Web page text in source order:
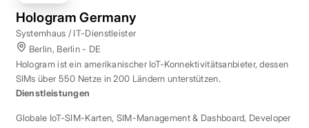
Hologram Germany
Systemhaus / IT-Dienstleister
Berlin, Berlin - DE
Hologram ist ein amerikanischer IoT-Konnektivitätsanbieter, dessen
SIMs über 550 Netze in 200 Ländern unterstützen.
Dienstleistungen
Globale IoT-SIM-Karten, SIM-Management & Dashboard, Developer